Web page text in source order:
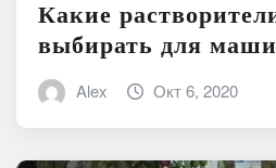
Какие
выбирать для
Alex Окт 6, 2020